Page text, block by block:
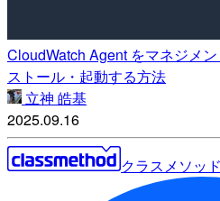
CloudWatch Agent をマネジメ
ストール・起動する方法
立神 皓基
2025.09.16
クラスメソッ